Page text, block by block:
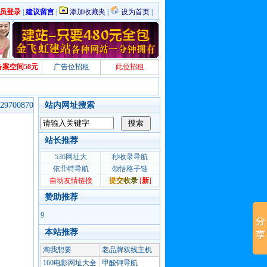
登录 建议留言 添加收藏夹 设为首页
案空间58元 广告位招租 此位招租
站内网址搜索
站长推荐
赞助推荐
9
本站推荐